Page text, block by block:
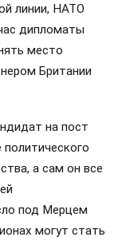
линии, НАТО
дипломаты
место
Британии
на пост
политического
а сам он все
под Мерцем
могут стать